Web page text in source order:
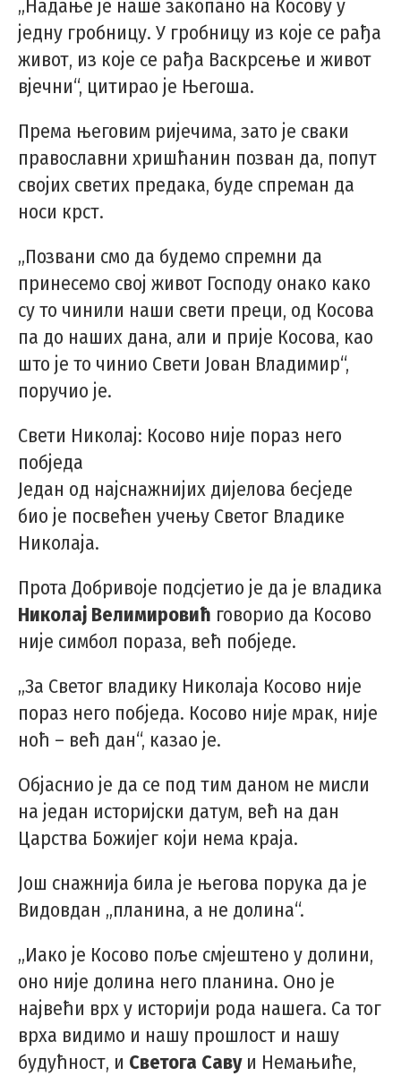
„Надање је наше закопано на Косову у
једну гробницу. У гробницу из које се рађа
живот, из које се рађа Васкрсење и живот
вјечни“, цитирао је Његоша.
Према његовим ријечима, зато је сваки
православни хришћанин позван да, попут
својих светих предака, буде спреман да
носи крст.
„Позвани смо да будемо спремни да
принесемо свој живот Господу онако како
су то чинили наши свети преци, од Косова
па до наших дана, али и прије Косова, као
што је то чинио Свети Јован Владимир“,
поручио је.
Свети Николај: Косово није пораз него
побједа
Један од најснажнијих дијелова бесједе
био је посвећен учењу Светог Владике
Николаја.
Прота Добривоје подсјетио је да је владика
Николај Велимировић говорио да Косово
није симбол пораза, већ побједе.
„За Светог владику Николаја Косово није
пораз него побједа. Косово није мрак, није
ноћ – већ дан“, казао је.
Објаснио је да се под тим даном не мисли
на један историјски датум, већ на дан
Царства Божијег који нема краја.
Још снажнија била је његова порука да је
Видовдан „планина, а не долина“.
„Иако је Косово поље смјештено у долини,
оно није долина него планина. Оно је
највећи врх у историји рода нашега. Са тог
врха видимо и нашу прошлост и нашу
будућност, и Светога Савуи Немањиће,